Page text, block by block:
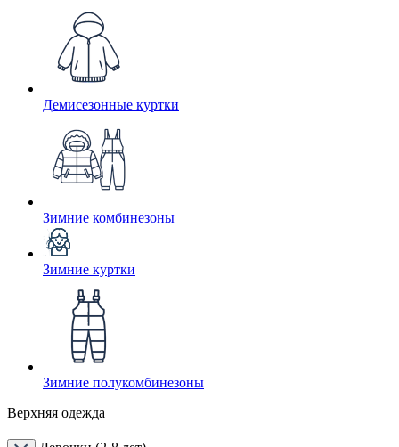
Демисезонные куртки
Зимние комбинезоны
Зимние куртки
Зимние полукомбинезоны
Верхняя одежда